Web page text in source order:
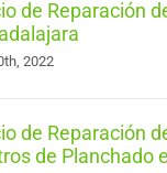
de Reparación
2022
de Reparación
de Planchado